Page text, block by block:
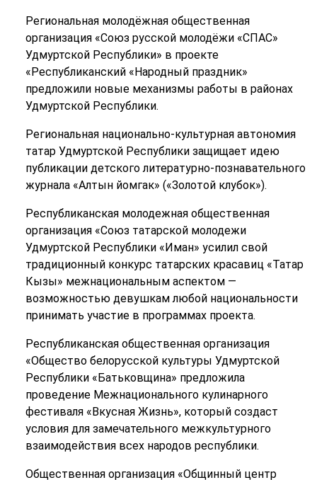
Региональная молодёжная общественная
организация «Союз русской молодёжи «СПАС»
Удмуртской Республики» в проекте
«Республиканский «Народный праздник»
предложили новые механизмы работы в районах
Удмуртской Республики.
Региональная национально-культурная автономия
татар Удмуртской Республики защищает идею
публикации детского литературно-познавательного
журнала «Алтын йомгак» («Золотой клубок»).
Республиканская молодежная общественная
организация «Союз татарской молодежи
Удмуртской Республики «Иман» усилил свой
традиционный конкурс татарских красавиц «Татар
Кызы» межнациональным аспектом —
возможностью девушкам любой национальности
принимать участие в программах проекта.
Республиканская общественная организация
«Общество белорусской культуры Удмуртской
Республики «Батьковщина» предложила
проведение Межнационального кулинарного
фестиваля «Вкусная Жизнь», который создаст
условия для замечательного межкультурного
взаимодействия всех народов республики.
Общественная организация «Общинный центр